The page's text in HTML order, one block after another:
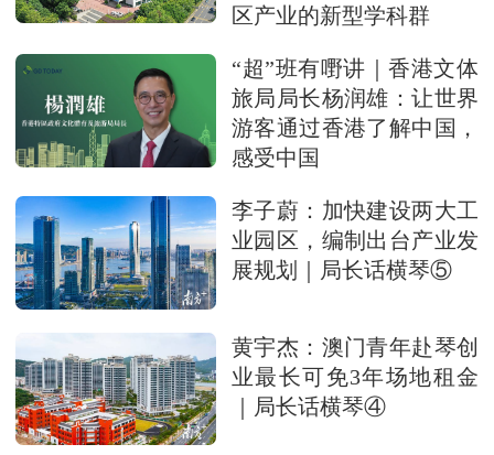
区产业的新型学科群
“超”班有嘢讲｜香港文体
旅局局长杨润雄：让世界
游客通过香港了解中国，
感受中国
李子蔚：加快建设两大工
业园区，编制出台产业发
展规划｜局长话横琴⑤
黄宇杰：澳门青年赴琴创
业最长可免3年场地租金
｜局长话横琴④